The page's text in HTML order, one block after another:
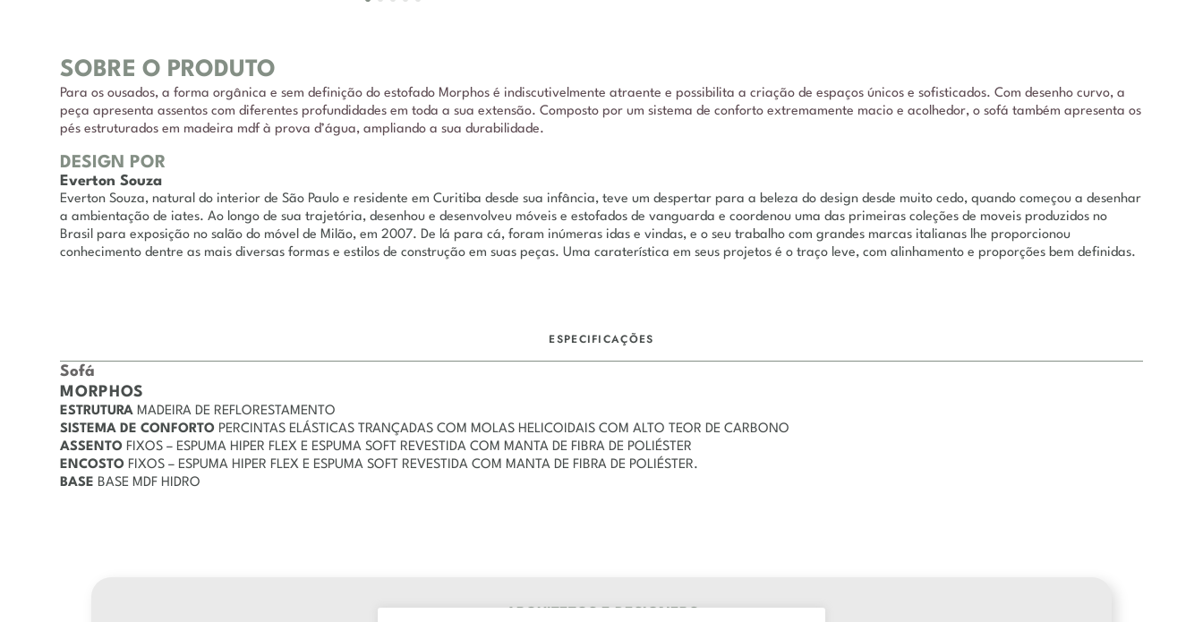
SOBRE O PRODUTO
Para os ousados, a forma orgânica e sem definição do estofado Morphos é indiscutivelmente atraente e possibilita a criação de espaços únicos e sofisticados. Com desenho curvo, a
peça apresenta assentos com diferentes profundidades em toda a sua extensão. Composto por um sistema de conforto extremamente macio e acolhedor, o sofá também apresenta os
pés estruturados em madeira mdf à prova d’água, ampliando a sua durabilidade.
DESIGN POR
Everton Souza
Everton Souza, natural do interior de São Paulo e residente em Curitiba desde sua infância, teve um despertar para a beleza do design desde muito cedo, quando começou a desenhar
a ambientação de iates. Ao longo de sua trajetória, desenhou e desenvolveu móveis e estofados de vanguarda e coordenou uma das primeiras coleções de moveis produzidos no
Brasil para exposição no salão do móvel de Milão, em 2007. De lá para cá, foram inúmeras idas e vindas, e o seu trabalho com grandes marcas italianas lhe proporcionou
conhecimento dentre as mais diversas formas e estilos de construção em suas peças. Uma caraterística em seus projetos é o traço leve, com alinhamento e proporções bem definidas.
ESPECIFICAÇÕES
Sofá
MORPHOS
ESTRUTURAMADEIRA DE REFLORESTAMENTO
SISTEMA DE CONFORTO PERCINTAS ELÁSTICAS TRANÇADAS COM MOLAS HELICOIDAIS COM ALTO TEOR DE CARBONO
ASSENTO FIXOS – ESPUMA HIPER FLEX E ESPUMA SOFT REVESTIDA COM MANTA DE FIBRA DE POLIÉSTER
ENCOSTO FIXOS – ESPUMA HIPER FLEX E ESPUMA SOFT REVESTIDA COM MANTA DE FIBRA DE POLIÉSTER.
BASE BASE MDF HIDRO